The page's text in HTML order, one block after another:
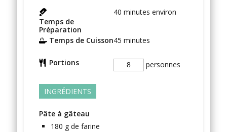
Temps de
Préparation
40 minutes environ
Temps de Cuisson45 minutes
Portions personnes
INGRÉDIENTS
Pâte à gâteau
180 g de farine